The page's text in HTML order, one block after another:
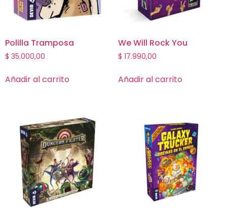
Polilla Tramposa
$ 35.000,00
Añadir al carrito
We Will Rock You
$ 17.990,00
Añadir al carrito